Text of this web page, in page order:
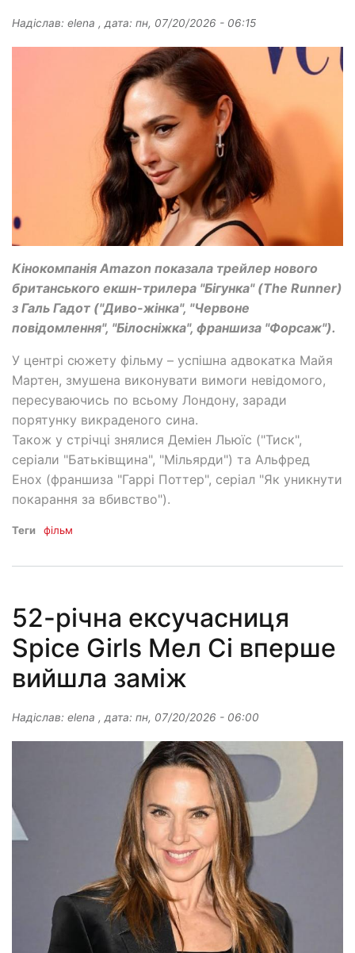
Надіслав: elena , дата: пн, 07/20/2026 - 06:15
Кінокомпанія Amazon показала трейлер нового
британського екшн-трилера "Бігунка" (The Runner)
з Галь Гадот ("Диво-жінка", "Червоне
повідомлення", "Білосніжка", франшиза "Форсаж").
У центрі сюжету фільму – успішна адвокатка Майя
Мартен, змушена виконувати вимоги невідомого,
пересуваючись по всьому Лондону, заради
порятунку викраденого сина.
Також у стрічці знялися Деміен Льюїс ("Тиск",
серіали "Батьківщина", "Мільярди") та Альфред
Енох (франшиза "Гаррі Поттер", серіал "Як уникнути
покарання за вбивство").
Теги фільм
52-річна ексучасниця
Spice Girls Мел Сі вперше
вийшла заміж
Надіслав: elena , дата: пн, 07/20/2026 - 06:00